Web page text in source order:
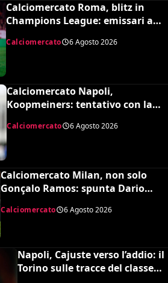
Calciomercato Roma, blitz in
Champions League: emissari a
Calciomercato 6 Agosto 2026
Calciomercato Napoli,
Koopmeiners: tentativo con la
Calciomercato 6 Agosto 2026
Calciomercato Milan, non solo
Gonçalo Ramos: spunta Dario
Calciomercato 6 Agosto 2026
Napoli, Cajuste verso l’addio: il
Torino sulle tracce del classe